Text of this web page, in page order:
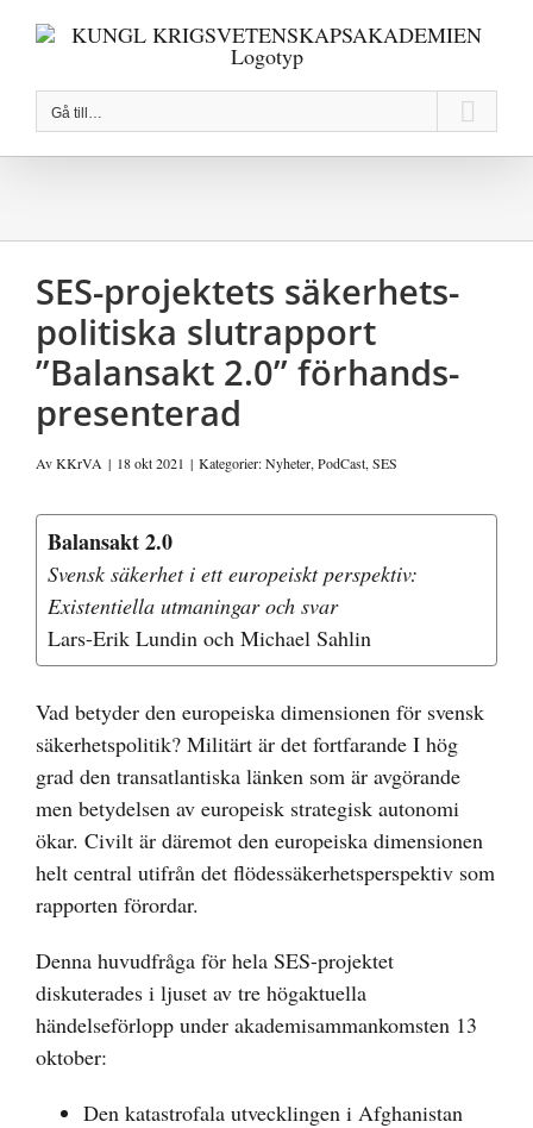
Gå till…
SES-projektets säkerhets­
politiska slutrapport
”Balansakt 2.0” förhands­
presenterad
AvKKrVA | 18 okt 2021 | Kategorier:Nyheter, PodCast, SES
Balansakt 2.0
Svensk säkerhet i ett europeiskt perspektiv:
Existentiella utmaningar och svar
Lars-Erik Lundin och Michael Sahlin
Vad betyder den europeiska dimensionen för svensk
säkerhetspolitik? Militärt är det fortfarande I hög
grad den transatlantiska länken som är avgörande
men betydelsen av europeisk strategisk autonomi
ökar. Civilt är däremot den europeiska dimensionen
helt central utifrån det flödessäkerhetsperspektiv som
rapporten förordar.
Denna huvudfråga för hela SES-projektet
diskuterades i ljuset av tre högaktuella
händelseförlopp under akademisammankomsten 13
oktober:
Den katastrofala utvecklingen i Afghanistan